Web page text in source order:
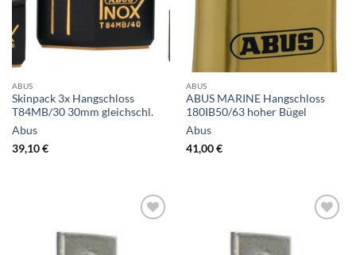
ABUS
Skinpack 3x Hangschloss
T84MB/30 30mm gleichschl.
Abus
39,10€
ABUS
ABUS MARINE Hangschloss
180IB50/63 hoher Bügel
Abus
41,00€